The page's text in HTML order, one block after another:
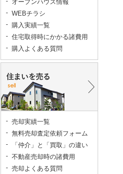
オープンハウス情報
WEBチラシ
購入実績一覧
住宅取得時にかかる諸費用
購入よくある質問
売却実績一覧
無料売却査定依頼フォーム
「仲介」と「買取」の違い
不動産売却時の諸費用
売却よくある質問